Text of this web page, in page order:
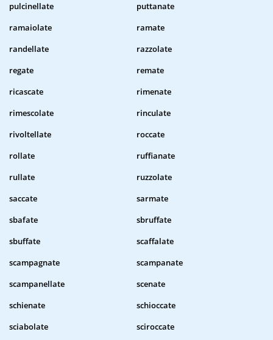
pulcinellate
puttanate
ramaiolate
ramate
randellate
razzolate
regate
remate
ricascate
rimenate
rimescolate
rinculate
rivoltellate
roccate
rollate
ruffianate
rullate
ruzzolate
saccate
sarmate
sbafate
sbruffate
sbuffate
scaffalate
scampagnate
scampanate
scampanellate
scenate
schienate
schioccate
sciabolate
sciroccate